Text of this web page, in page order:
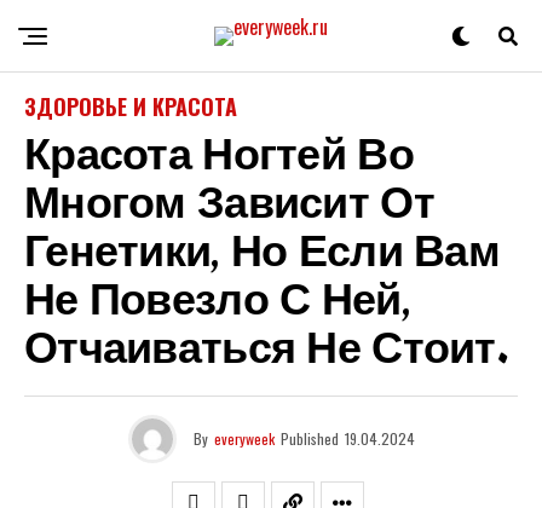
ЗДОРОВЬЕ И КРАСОТА
Красота Ногтей Во
Многом Зависит От
Генетики, Но Если Вам
Не Повезло С Ней,
Отчаиваться Не Стоит.
By everyweek Published 19.04.2024